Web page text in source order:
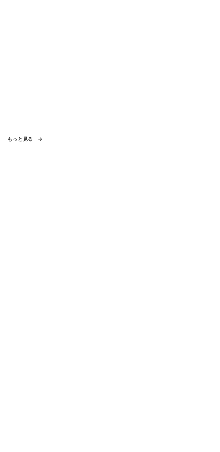
もっと見る